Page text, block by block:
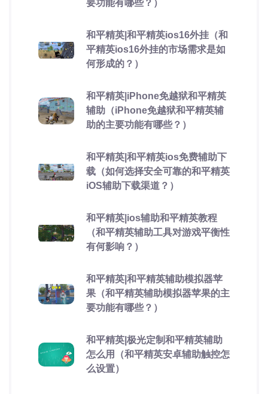
要功能有哪些？）
和平精英|和平精英ios16外挂（和
平精英ios16外挂的市场需求是如
何形成的？）
和平精英|iPhone免越狱和平精英
辅助（iPhone免越狱和平精英辅
助的主要功能有哪些？）
和平精英|和平精英ios免费辅助下
载（如何选择安全可靠的和平精英
iOS辅助下载渠道？）
和平精英|ios辅助和平精英教程
（和平精英辅助工具对游戏平衡性
有何影响？）
和平精英|和平精英辅助模拟器苹
果（和平精英辅助模拟器苹果的主
要功能有哪些？）
和平精英|极光定制和平精英辅助
怎么用（和平精英安卓辅助触控怎
么设置）